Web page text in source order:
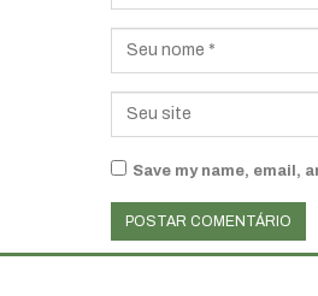
Save my name, email,